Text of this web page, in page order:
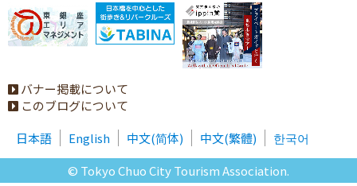
バナー掲載について
このブログについて
日本語
English 中文(简体) 中文(繁體)
한국어
© Tokyo Chuo City Tourism Association.